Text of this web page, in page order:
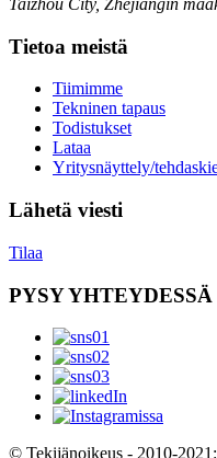
Taizhou City, Zhejiangin
Tietoa meistä
Tiimimme
Tekninen tapaus
Todistukset
Lataa
Yritysnäyttely/
Lähetä viesti
Tilaa
PYSY YHTEYDESSÄ
© Tekijänoikeus - 2010-